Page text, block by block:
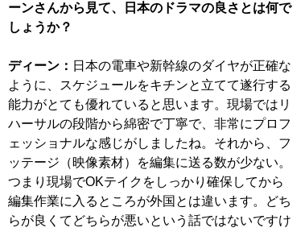
ーンさんから見て、日本のドラマの良さとは何で
しょうか？
ディーン： 日本の電車や新幹線のダイヤが正確な
ように、スケジュールをキチンと立てて遂行する
能力がとても優れていると思います。現場ではリ
ハーサルの段階から綿密で丁寧で、非常にプロフ
ェッショナルな感じがしましたね。それから、フ
ッテージ（映像素材）を編集に送る数が少ない。
つまり現場でOKテイクをしっかり確保してから
編集作業に入るところが外国とは違います。どち
らが良くてどちらが悪いという話ではないですけ